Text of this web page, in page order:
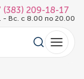
(383) 209-18-17
- Вс. с 8.00 по 20.00